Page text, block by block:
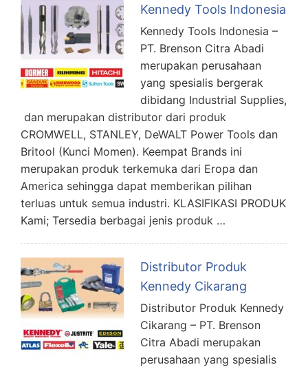
Kennedy Tools Indonesia
Kennedy Tools Indonesia –
PT. Brenson Citra Abadi
merupakan perusahaan
yang spesialis bergerak
dibidang Industrial Supplies,
dan merupakan distributor dari produk
CROMWELL, STANLEY, DeWALT Power Tools dan
Britool (Kunci Momen). Keempat Brands ini
merupakan produk terkemuka dari Eropa dan
America sehingga dapat memberikan pilihan
terluas untuk semua industri. KLASIFIKASI PRODUK
Kami; Tersedia berbagai jenis produk …
Distributor Produk
Kennedy Cikarang
Distributor Produk Kennedy
Cikarang – PT. Brenson
Citra Abadi merupakan
perusahaan yang spesialis